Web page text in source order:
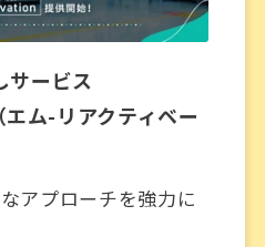
サービス
ム-リアクティベー
アプローチを強力に